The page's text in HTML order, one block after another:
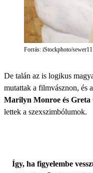
Forrás: iStockphoto/sewer11
De talán az is logikus
mutattak a filmvásznon, és
Marilyn Monroe és
lettek a szexszimbólumok.
Így, ha figyelembe